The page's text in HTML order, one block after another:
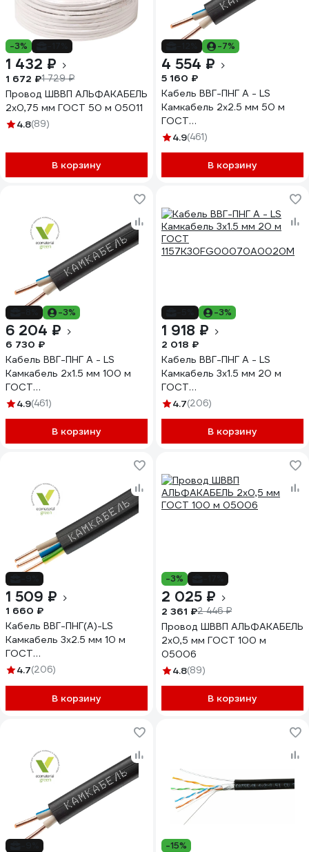
-3%
1 432 ₽
1 672 ₽1 729 ₽
Провод ШВВП АЛЬФАКАБЕЛЬ
2х0,75 мм ГОСТ 50 м 05011
4.8(89)
В корзину
-7%
4 554 ₽
5 160 ₽
Кабель ВВГ-ПНГ А - LS
Камкабель 2x2.5 мм 50 м
ГОСТ
1157К20HD00070А0050М
4.9(461)
В корзину
-3%
6 204 ₽
6 730 ₽
Кабель ВВГ-ПНГ А - LS
Камкабель 2x1.5 мм 100 м
ГОСТ
1157К20FD00070А0100М
4.9(461)
В корзину
-3%
1 918 ₽
2 018 ₽
Кабель ВВГ-ПНГ А - LS
Камкабель 3x1.5 мм 20 м
ГОСТ
1157К30FG00070А0020М
4.7(206)
В корзину
1 509 ₽
1 660 ₽
Кабель ВВГ-ПНГ(А)-LS
Камкабель 3x2.5 мм 10 м
ГОСТ
1157К30HG00070А0010М
4.7(206)
В корзину
-3%
2 025 ₽
2 361 ₽2 446 ₽
Провод ШВВП АЛЬФАКАБЕЛЬ
2х0,5 мм ГОСТ 100 м
05006
4.8(89)
В корзину
-15%